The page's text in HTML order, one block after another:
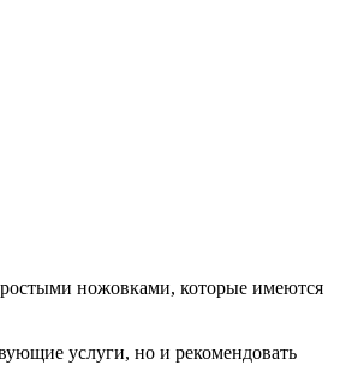
ножовками, которые имеются
услуги, но и рекомендовать